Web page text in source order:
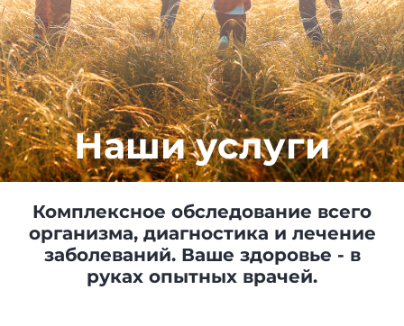
Наши услуги
Комплексное обследование всего
организма, диагностика и лечение
заболеваний. Ваше здоровье - в
руках опытных врачей.